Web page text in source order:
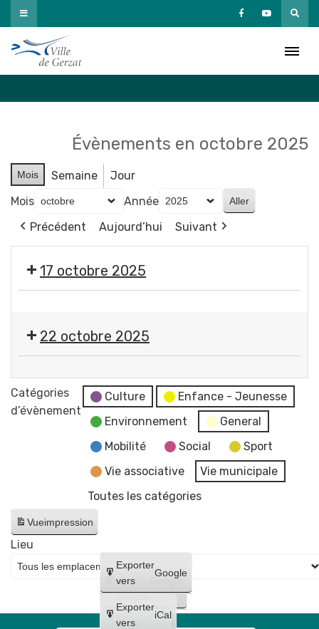
Passer
au
contenu
Évènements en octobre 2025
Mois Semaine
Jour
Mois
Année
Précédent
Aujourd’hui Suivant
17 octobre 2025
Soul22 octobre 2025
/
Opus
Catégories
d’évènement
Culture
Enfance - Jeunesse
Environnement
General
Mobilité
Social
Sport
Vie associative
Vie municipale
Toutes les catégories
Vueimpression
Créer
un
compte
Google
Créer
Exporter
vers
Google
Exporter
vers
iCal
Lieu